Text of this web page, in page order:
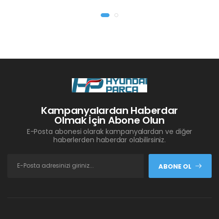
Kampanyalardan Haberdar
Olmak İçin Abone Olun
E-Posta abonesi olarak kampanyalardan ve diğer
haberlerden haberdar olabilirsiniz.
ABONE OL